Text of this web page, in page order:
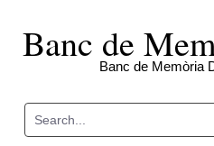
contentBanc de
Banc de Memòria